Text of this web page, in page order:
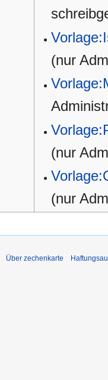
(nur
(nur
(nur
Über zechenkarte